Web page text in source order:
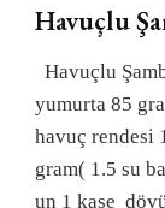
Havuçlu
Havuçlu
yumurta 85
havuç rendesi
gram( 1.5 su
un 1 kase